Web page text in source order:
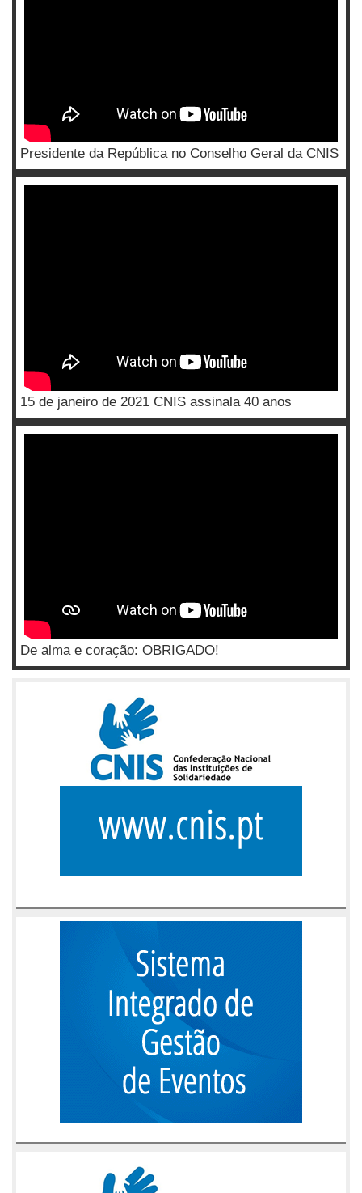
Presidente da República no Conselho Geral da CNIS
15 de janeiro de 2021 CNIS assinala 40 anos
De alma e coração: OBRIGADO!